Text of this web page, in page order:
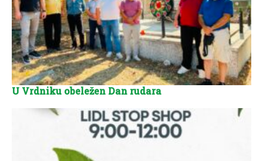
U Vrdniku obeležen Dan rudara